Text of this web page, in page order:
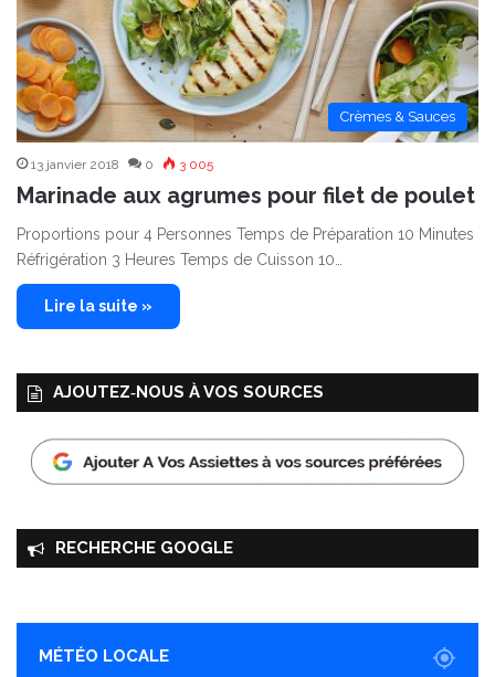
Crèmes & Sauces
13 janvier 2018 0 3 005
Marinade aux agrumes pour filet de poulet
Proportions pour 4 Personnes Temps de Préparation 10 Minutes
Réfrigération 3 Heures Temps de Cuisson 10…
Lire la suite »
AJOUTEZ‑NOUS À VOS SOURCES
RECHERCHE GOOGLE
MÉTÉO LOCALE